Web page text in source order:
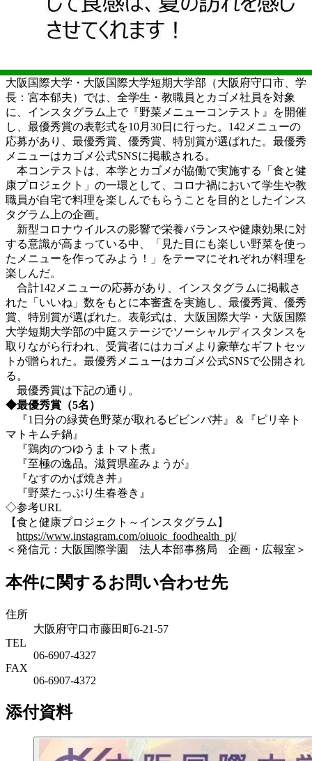
大阪国際大学・大阪国際大学短期大学部（大阪府守口市、学
長：宮本郁夫）では、全学生・教職員とカゴメ社員を対象
に、インスタグラム上で『野菜メニューコンテスト』を開催
し、最優秀賞の表彰式を10月30日に行った。142メニューの
応募があり、最優秀賞、優秀賞、特別賞が選ばれた。最優秀
メニューはカゴメ公式SNSに掲載される。
本コンテストは、本学とカゴメが協働で実施する「食と健
康プロジェクト」の一環として、コロナ禍において学生や教
職員が自宅で料理を楽しんでもらうことを目的としたインス
タグラム上の企画。
新型コロナウイルスの影響で栄養バランスや健康効果に対
する意識が高まっている中、「見た目にも楽しい野菜を使っ
たメニューを作ってみよう！」をテーマにそれぞれが料理を
楽しんだ。
合計142メニューの応募があり、インスタグラムに掲載さ
れた「いいね」数をもとに本審査を実施し、最優秀賞、優秀
賞、特別賞が選ばれた。表彰式は、大阪国際大学・大阪国際
大学短期大学部の中庭ステージでソーシャルディスタンスを
取りながら行われ、受賞者にはカゴメより豪華なギフトセッ
トが贈られた。最優秀メニューはカゴメ公式SNSで公開され
る。
最優秀賞は下記の通り。
◆最優秀賞（5名）
『1日分の緑黄色野菜が取れるビビンバ丼』＆『ピリ辛ト
マトキムチ鍋』
『鶏肉のつゆうまトマト煮』
『至極の逸品。滋賀県産みょうが』
『なすのかば焼き丼』
『野菜たっぷり生春巻き』
◇参考URL
【食と健康プロジェクト～インスタグラム】
https://www.instagram.com/oiuoic_foodhealth_pj/
＜発信元：大阪国際学園 法人本部事務局 企画・広報室＞
本件に関するお問い合わせ先
住所
大阪府守口市藤田町6-21-57
TEL
06-6907-4327
FAX
06-6907-4372
添付資料